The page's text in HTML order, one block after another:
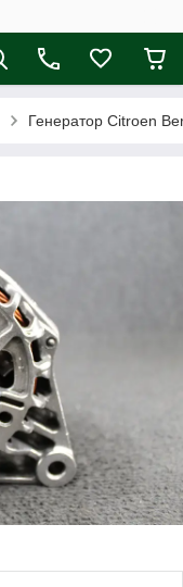
Генератор Citroen